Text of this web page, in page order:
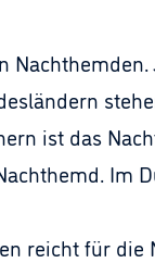
ist das
Im
reicht für die